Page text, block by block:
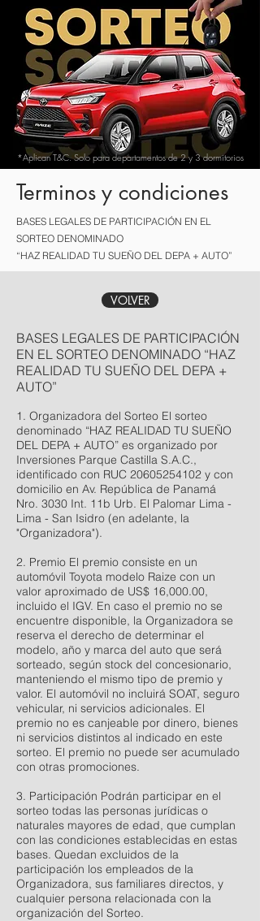
*Aplican T&C. Solo para departamentos de 2 y 3 dormitorios
Terminos y condiciones
BASES LEGALES DE PARTICIPACIÓN EN EL
SORTEO DENOMINADO
“HAZ REALIDAD TU SUEÑO DEL DEPA + AUTO”
VOLVER
BASES LEGALES DE PARTICIPACIÓN
EN EL SORTEO DENOMINADO “HAZ
REALIDAD TU SUEÑO DEL DEPA +
AUTO”
1. Organizadora del Sorteo El sorteo
denominado “HAZ REALIDAD TU SUEÑO
DEL DEPA + AUTO” es organizado por
Inversiones Parque Castilla S.A.C.,
identificado con RUC 20605254102 y con
domicilio en Av. República de Panamá
Nro. 3030 Int. 11b Urb. El Palomar Lima -
Lima - San Isidro (en adelante, la
"Organizadora").
2. Premio El premio consiste en un
automóvil Toyota modelo Raize con un
valor aproximado de US$ 16,000.00,
incluido el IGV. En caso el premio no se
encuentre disponible, la Organizadora se
reserva el derecho de determinar el
modelo, año y marca del auto que será
sorteado, según stock del concesionario,
manteniendo el mismo tipo de premio y
valor. El automóvil no incluirá SOAT, seguro
vehicular, ni servicios adicionales. El
premio no es canjeable por dinero, bienes
ni servicios distintos al indicado en este
sorteo. El premio no puede ser acumulado
con otras promociones.
3. Participación Podrán participar en el
sorteo todas las personas jurídicas o
naturales mayores de edad, que cumplan
con las condiciones establecidas en estas
bases. Quedan excluidos de la
participación los empleados de la
Organizadora, sus familiares directos, y
cualquier persona relacionada con la
organización del Sorteo.